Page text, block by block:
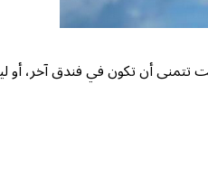
تتمنى أن تكون في فندق آخر، أو